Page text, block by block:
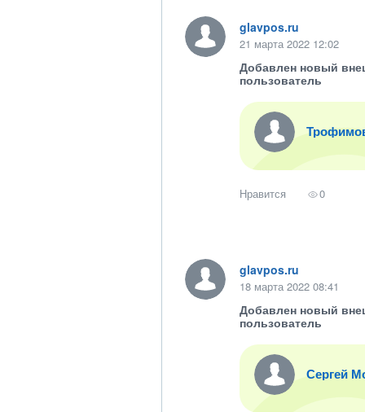
glavpos.ru
21 марта 2022 12:02
Добавлен новый
пользователь
Нравится 0
glavpos.ru
18 марта 2022 08:41
Добавлен новый
пользователь
Сергей